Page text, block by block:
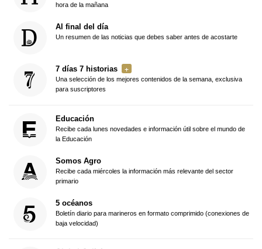
hora de la mañana
Al final del día
Un resumen de las noticias que debes saber antes de acostarte
7 días 7 historias
Una selección de los mejores contenidos de la semana, exclusiva
para suscriptores
Educación
Recibe cada lunes novedades e información útil sobre el mundo de
la Educación
Somos Agro
Recibe cada miércoles la información más relevante del sector
primario
5 océanos
Boletín diario para marineros en formato comprimido (conexiones de
baja velocidad)